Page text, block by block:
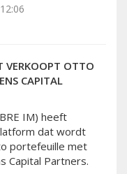
VERKOOPT OTTO
CAPITAL
IM) heeft
dat wordt
portefeuille met
Capital Partners.